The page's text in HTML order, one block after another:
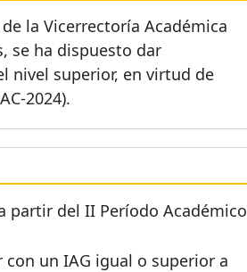
de la Vicerrectoría Académica
se ha dispuesto dar
nivel superior, en virtud de
2024).
partir del II Período Académico
un IAG igual o superior a